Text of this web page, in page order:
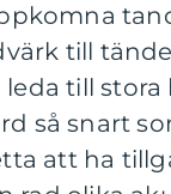
till
till
så snart
att ha